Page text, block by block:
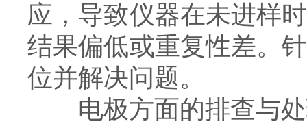
应，导致仪器在未进样
结果偏低或重复性差。
位并解决问题。
电极方面的排查与